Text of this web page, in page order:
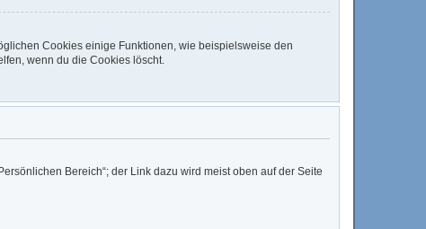
Cookies einige Funktionen, wie beispielsweise den
wenn du die Cookies löscht.
Bereich“; der Link dazu wird meist oben auf der Seite